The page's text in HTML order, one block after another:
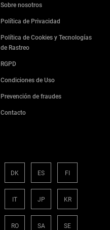
Sobre nosotros
Política de Privacidad
Política de Cookies y Tecnologías
de Rastreo
RGPD
Condiciones de Uso
Prevención de fraudes
Contacto
DK ES FI
IT JP KR
RO SA SE